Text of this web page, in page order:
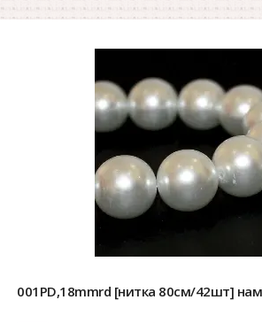
001PD,18mmrd [нитка 80см/42шт]